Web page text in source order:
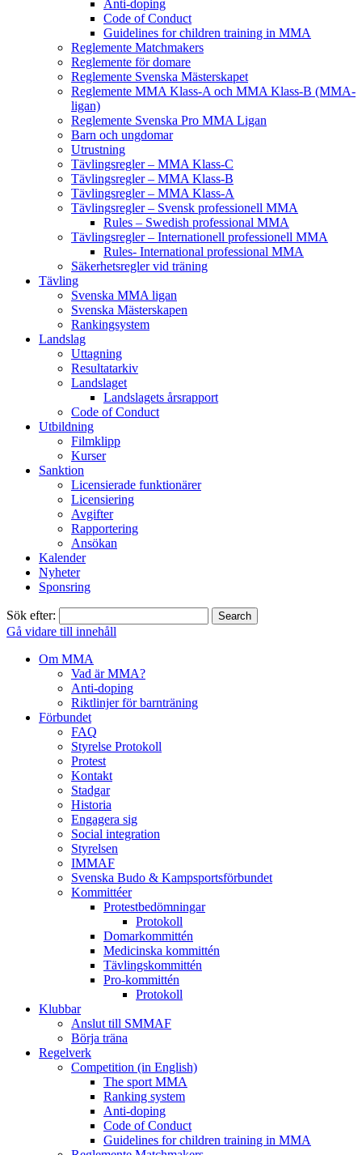
Anti-doping
Code of Conduct
Guidelines for children training in MMA
Reglemente Matchmakers
Reglemente för domare
Reglemente Svenska Mästerskapet
Reglemente MMA Klass-A och MMA Klass-B (MMA-
ligan)
Reglemente Svenska Pro MMA Ligan
Barn och ungdomar
Utrustning
Tävlingsregler – MMA Klass-C
Tävlingsregler – MMA Klass-B
Tävlingsregler – MMA Klass-A
Tävlingsregler – Svensk professionell MMA
Rules – Swedish professional MMA
Tävlingsregler – Internationell professionell MMA
Rules- International professional MMA
Säkerhetsregler vid träning
Tävling
Svenska MMA ligan
Svenska Mästerskapen
Rankingsystem
Landslag
Uttagning
Resultatarkiv
Landslaget
Landslagets årsrapport
Code of Conduct
Utbildning
Filmklipp
Kurser
Sanktion
Licensierade funktionärer
Licensiering
Avgifter
Rapportering
Ansökan
Kalender
Nyheter
Sponsring
Sök efter:
Gå vidare till innehåll
Om MMA
Vad är MMA?
Anti-doping
Riktlinjer för barnträning
Förbundet
FAQ
Styrelse Protokoll
Protest
Kontakt
Stadgar
Historia
Engagera sig
Social integration
Styrelsen
IMMAF
Svenska Budo & Kampsportsförbundet
Kommittéer
Protestbedömningar
Protokoll
Domarkommittén
Medicinska kommittén
Tävlingskommittén
Pro-kommittén
Protokoll
Klubbar
Anslut till SMMAF
Börja träna
Regelverk
Competition (in English)
The sport MMA
Ranking system
Anti-doping
Code of Conduct
Guidelines for children training in MMA